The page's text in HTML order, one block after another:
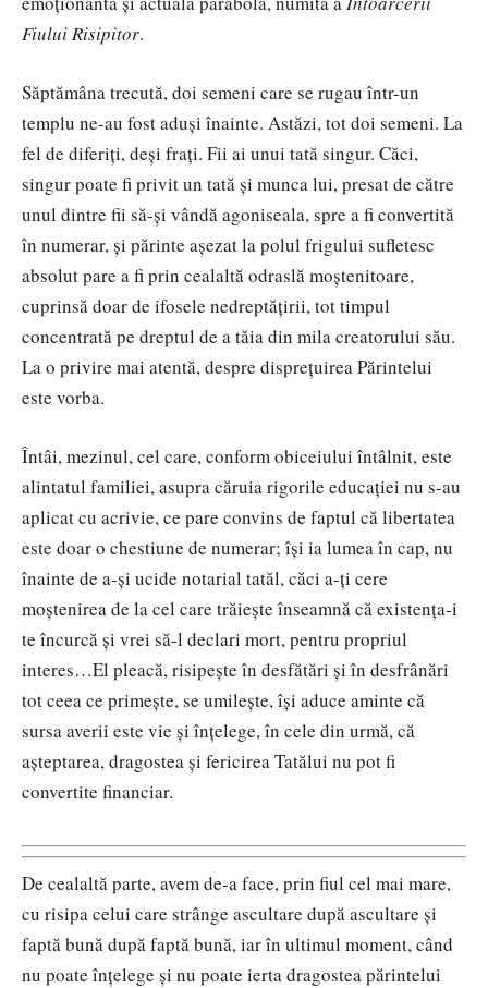
Fiului Risipitor.
Săptămâna trecută, doi semeni care se rugau într-un
templu ne-au fost aduși înainte. Astăzi, tot doi semeni. La
fel de diferiți, deși frați. Fii ai unui tată singur. Căci,
singur poate fi privit un tată și munca lui, presat de către
unul dintre fii să-și vândă agoniseala, spre a fi convertită
în numerar, și părinte așezat la polul frigului sufletesc
absolut pare a fi prin cealaltă odraslă moștenitoare,
cuprinsă doar de ifosele nedreptățirii, tot timpul
concentrată pe dreptul de a tăia din mila creatorului său.
La o privire mai atentă, despre disprețuirea Părintelui
este vorba.
Întâi, mezinul, cel care, conform obiceiului întâlnit, este
alintatul familiei, asupra căruia rigorile educației nu s-au
aplicat cu acrivie, ce pare convins de faptul că libertatea
este doar o chestiune de numerar; își ia lumea în cap, nu
înainte de a-și ucide notarial tatăl, căci a-ți cere
moștenirea de la cel care trăiește înseamnă că existența-i
te încurcă și vrei să-l declari mort, pentru propriul
interes…El pleacă, risipește în desfătări și în desfrânări
tot ceea ce primește, se umilește, își aduce aminte că
sursa averii este vie și înțelege, în cele din urmă, că
așteptarea, dragostea și fericirea Tatălui nu pot fi
convertite financiar.
De cealaltă parte, avem de-a face, prin fiul cel mai mare,
cu risipa celui care strânge ascultare după ascultare și
faptă bună după faptă bună, iar în ultimul moment, când
nu poate înțelege și nu poate ierta dragostea părintelui